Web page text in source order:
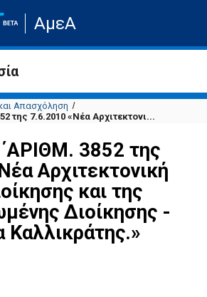
Μετάβαση
στην
σελίδα
του
ΑμεΑ
Απασχόληση
της 7.6.2010 «Νέα Αρχιτεκτονι...
3852 της
Αρχιτεκτονική
και της
Διοίκησης -